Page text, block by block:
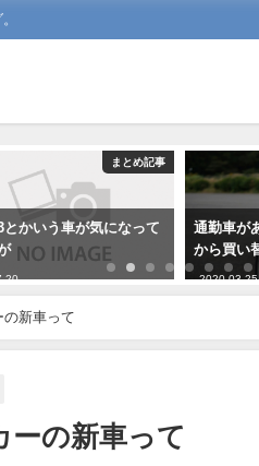
まとめ記事
とかいう車が気になって
20
通勤車が
から買い
2020-03-25
の新車って
ーの新車って